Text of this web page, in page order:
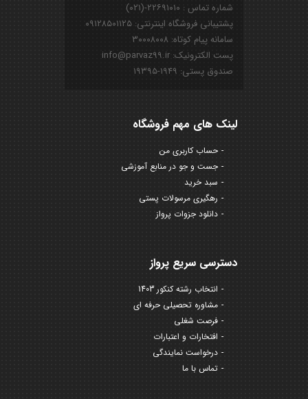
شماره تماس : ۲۲۶۹۱۰۱۰-(۰۲۱)
پشتیبانی فروشگاه اینترنتی: ۰۹۱۲۸۵۰۱۱۲۵
سامانه پیام کوتاه: ۳۰۰۰۸۰۰۸
پست الکترونیک: info@parvaz99.ir
صندوق پستی: ۱۹۴۹-۱۹۳۹۵
لینک های مهم فروشگاه
حساب کاربری من
جست و جو در منابع آموزشی
سبد خرید
رهگیری مرسولات پستی
دانلود جزوات پرواز
دسترسی سریع پرواز
انتخاب رشته کنکور 1403
مشاوره تحصیلی حرفه ای
فرصت شغلی
افتخارات و اعتبارات
درخواست نمایندگی
تماس با ما